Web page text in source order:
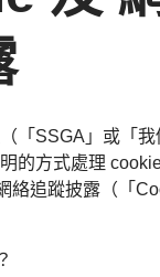
「SSGA」或「我
的方式處理
絡追蹤披露（「